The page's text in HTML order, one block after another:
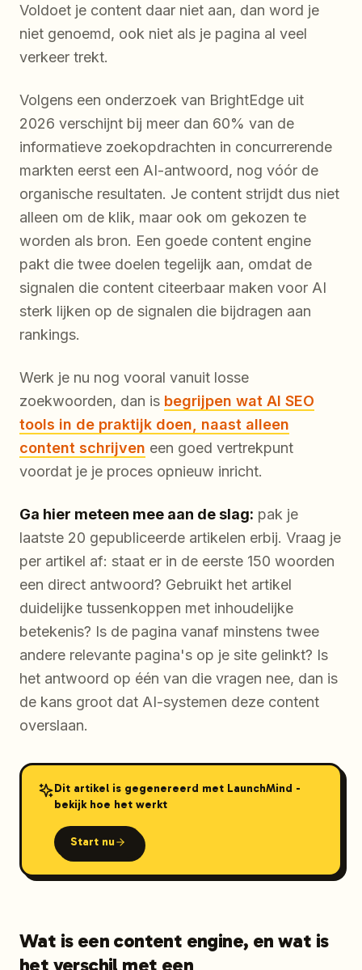
Voldoet je content daar niet aan, dan word je
niet genoemd, ook niet als je pagina al veel
verkeer trekt.
Volgens een onderzoek van BrightEdge uit
2026 verschijnt bij meer dan 60% van de
informatieve zoekopdrachten in concurrerende
markten eerst een AI-antwoord, nog vóór de
organische resultaten. Je content strijdt dus niet
alleen om de klik, maar ook om gekozen te
worden als bron. Een goede content engine
pakt die twee doelen tegelijk aan, omdat de
signalen die content citeerbaar maken voor AI
sterk lijken op de signalen die bijdragen aan
rankings.
Werk je nu nog vooral vanuit losse
zoekwoorden, dan is begrijpen wat AI SEO
tools in de praktijk doen, naast alleen
content schrijven een goed vertrekpunt
voordat je je proces opnieuw inricht.
Ga hier meteen mee aan de slag: pak je
laatste 20 gepubliceerde artikelen erbij. Vraag je
per artikel af: staat er in de eerste 150 woorden
een direct antwoord? Gebruikt het artikel
duidelijke tussenkoppen met inhoudelijke
betekenis? Is de pagina vanaf minstens twee
andere relevante pagina's op je site gelinkt? Is
het antwoord op één van die vragen nee, dan is
de kans groot dat AI-systemen deze content
overslaan.
Dit artikel is gegenereerd met LaunchMind -
bekijk hoe het werkt
Start nu
Wat is een content engine, en wat is
het verschil met een